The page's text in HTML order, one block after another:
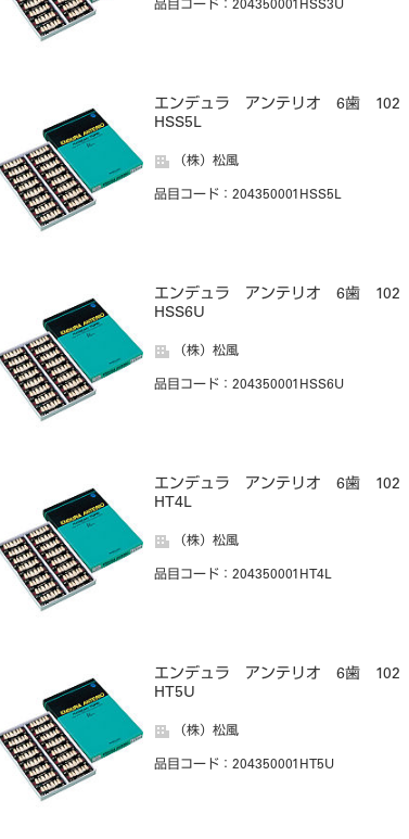
品目コード ：204350001HSS3U
エンデュラ アンテリオ 6歯 102
HSS5L
（株）松風
品目コード ：204350001HSS5L
エンデュラ アンテリオ 6歯 102
HSS6U
（株）松風
品目コード ：204350001HSS6U
エンデュラ アンテリオ 6歯 102
HT4L
（株）松風
品目コード ：204350001HT4L
エンデュラ アンテリオ 6歯 102
HT5U
（株）松風
品目コード ：204350001HT5U